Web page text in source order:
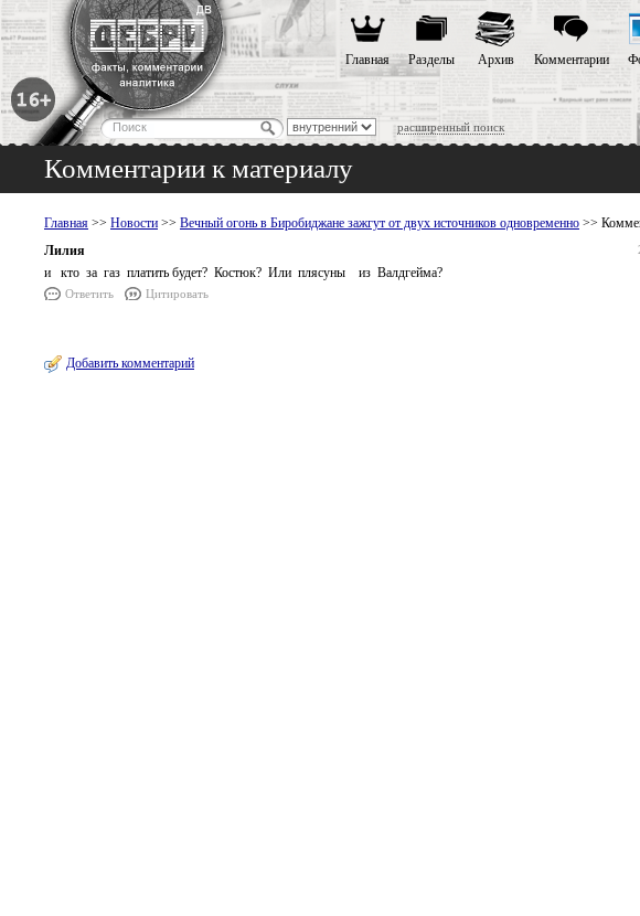
расширенный поиск
Главная Разделы Архив Комментарии
Комментарии к материалу
Главная >> Новости >> Вечный огонь в Биробиджане зажгут от двух источников одновременно >>
Лилия
и кто за газ платить будет? Костюк? Или плясуны из Валдгейма?
Ответить Цитировать
Добавить комментарий